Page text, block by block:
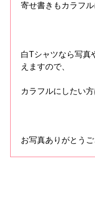
寄せ書きもカラフ
白Tシャツなら写真
えますので、
カラフルにしたい
お写真ありがとうご